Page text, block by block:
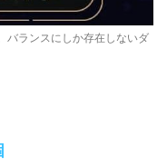
バランスにしか存在しないダ